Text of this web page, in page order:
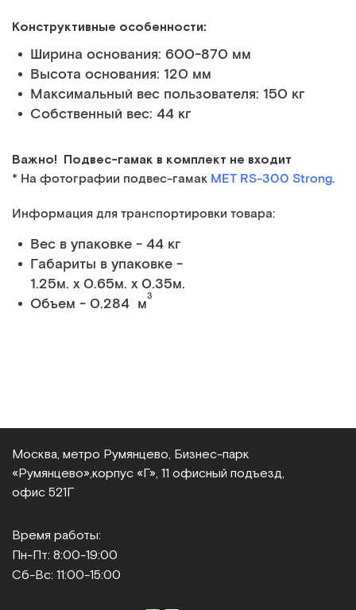
Конструктивные особенности:
Ширина основания: 600-870 мм
Высота основания: 120 мм
Максимальный вес пользователя: 150 кг
Собственный вес: 44 кг
Важно! Подвес-гамак в комплект не входит
* На фотографии подвес-гамак MET RS-300 Strong.
Информация для транспортировки товара:
Вес в упаковке - 44 кг
Габариты в упаковке -
1.25м. x 0.65м. x 0.35м.
Объем - 0.284 м3
Москва, метро Румянцево, Бизнес‑парк
«Румянцево», корпус «Г», 11 офисный подъезд,
офис 521Г
Время работы:
Пн-Пт: 8:00-19:00
Сб-Вс: 11:00-15:00